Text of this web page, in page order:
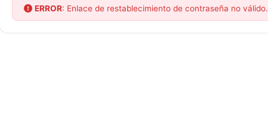
ERROR: Enlace de restablecimiento de contraseña no válido.